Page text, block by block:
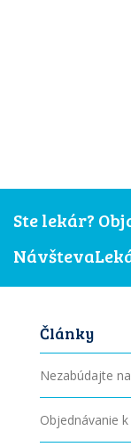
Ste lekár?
Články
Nezabúdajte
Objednávanie